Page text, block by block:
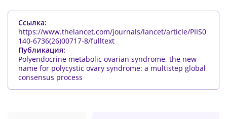
Ссылка:
https://www.thelancet.com/journals/lancet/article/PIIS0
140-6736(26)00717-8/fulltext
Публикация:
Polyendocrine metabolic ovarian syndrome, the new
name for polycystic ovary syndrome: a multistep global
consensus process